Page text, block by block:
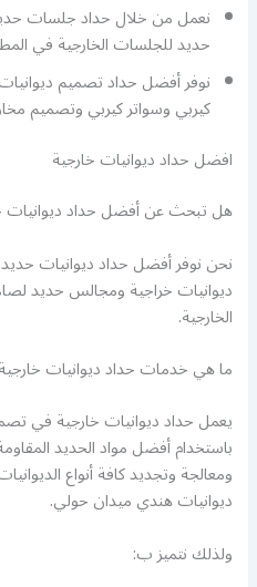
نعمل من خلال حداد جلسات
حديد للجلسات الخارجية في
نوفر أفضل حداد تصميم
كيربي وسواتر كيربي وتصميم
افضل حداد ديوانيات خارجية
هل تبحث عن أفضل حداد ديوانيات
نحن نوفر أفضل حداد ديوانيات
ديوانيات خراجية ومجالس حديد
الخارجية.
ما هي خدمات حداد ديوانيات
يعمل حداد ديوانيات خارجية في
باستخدام أفضل مواد الحديد
ومعالجة وتجديد كافة أنواع
ديوانيات هندي ميدان حولي.
ولذلك نتميز ب: